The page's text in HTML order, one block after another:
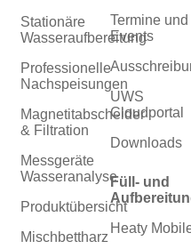
Stationäre
Wasseraufbereitung
Professionelle
Nachspeisungen
Magnetitabscheider
& Filtration
Messgeräte
Wasseranalyse
Produktübersicht
Mischbettharz
Termine und
Events
UWS
Cloudportal
Downloads
Füll- und
Heaty